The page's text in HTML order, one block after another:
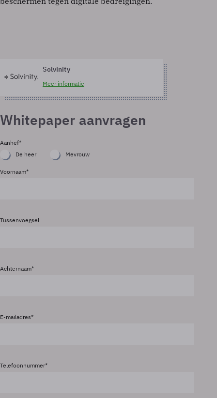
Solvinity
Meer informatie
Whitepaper aanvragen
Aanhef
De heer
Mevrouw
Voornaam
Tussenvoegsel
Achternaam
E-mailadres
Telefoonnummer